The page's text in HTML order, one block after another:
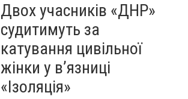
Двох учасників «ДНР»
судитимуть за
катування цивільної
жінки у в’язниці
«Ізоляція»